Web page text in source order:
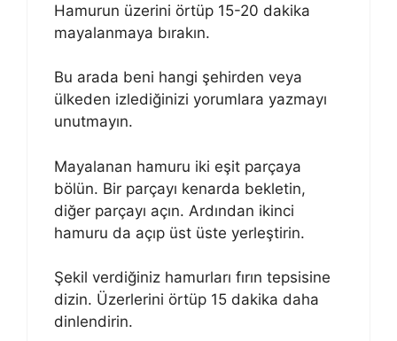
Hamurun üzerini örtüp 15-20 dakika
mayalanmaya bırakın.
Bu arada beni hangi şehirden veya
ülkeden izlediğinizi yorumlara yazmayı
unutmayın.
Mayalanan hamuru iki eşit parçaya
bölün. Bir parçayı kenarda bekletin,
diğer parçayı açın. Ardından ikinci
hamuru da açıp üst üste yerleştirin.
Şekil verdiğiniz hamurları fırın tepsisine
dizin. Üzerlerini örtüp 15 dakika daha
dinlendirin.